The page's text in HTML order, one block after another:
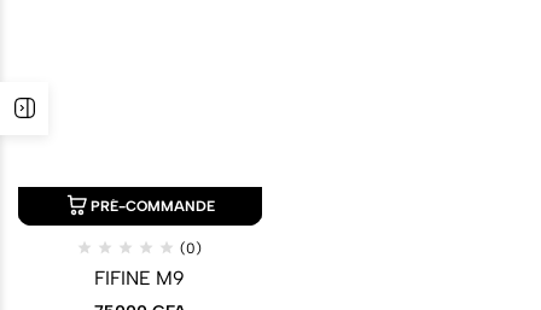
PRÉ-COMMANDE
(0)
FIFINE M9